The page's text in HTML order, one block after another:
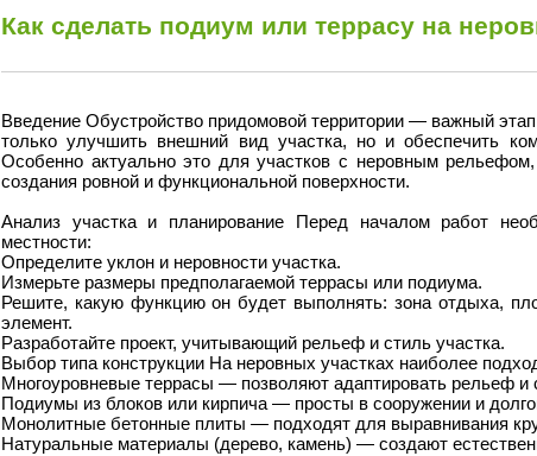
Как сделать подиум или террасу на
Введение Обустройство придомовой территории — важный этап
только улучшить внешний вид участка, но и обеспечить
Особенно актуально это для участков с неровным
создания ровной и функциональной поверхности.
Анализ участка и планирование Перед началом работ
местности:
Определите уклон и неровности участка.
Измерьте размеры предполагаемой террасы или подиума.
Решите, какую функцию он будет выполнять: зона отдыха,
элемент.
Разработайте проект, учитывающий рельеф и стиль участка.
Выбор типа конструкции На неровных участках наиболее
Многоуровневые террасы — позволяют адаптировать рельеф
Подиумы из блоков или кирпича — просты в сооружении и
Монолитные бетонные плиты — подходят для выравнивания
Натуральные материалы (дерево, камень) — создают